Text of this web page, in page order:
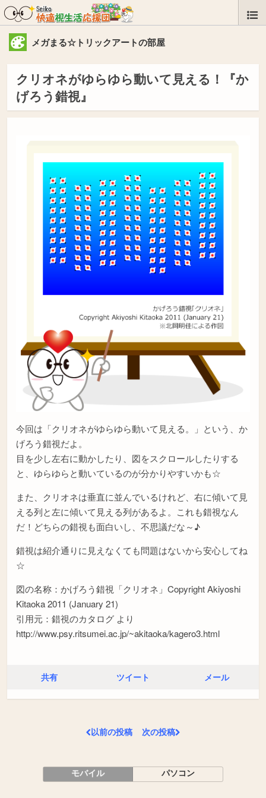
メガまる☆トリックアートの部屋
クリオネがゆらゆら動いて見える！『か
げろう錯視』
今回は「クリオネがゆらゆら動いて見える。」という、か
げろう錯視だよ。
目を少し左右に動かしたり、図をスクロールしたりする
と、ゆらゆらと動いているのが分かりやすいかも☆
また、クリオネは垂直に並んでいるけれど、右に傾いて見
える列と左に傾いて見える列があるよ。これも錯視なん
だ！どちらの錯視も面白いし、不思議だな～♪
錯視は紹介通りに見えなくても問題はないから安心してね
☆
図の名称：かげろう錯視「クリオネ」Copyright Akiyoshi
Kitaoka 2011 (January 21)
引用元：錯視のカタログ より
http://www.psy.ritsumei.ac.jp/~akitaoka/kagero3.html
共有 ツイート メール
以前の投稿 次の投稿
モバイル パソコン